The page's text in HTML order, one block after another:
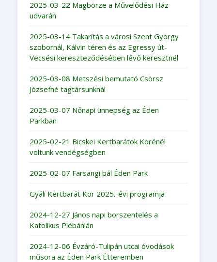
2025-03-22 Magbörze a Művelődési Ház
udvarán
2025-03-14 Takarítás a városi Szent György
szobornál, Kálvin téren és az Egressy út-
Vecsési kereszteződésében lévő keresztnél
2025-03-08 Metszési bemutató Csörsz
Józsefné tagtársunknál
2025-03-07 Nőnapi ünnepség az Éden
Parkban
2025-02-21 Bicskei Kertbarátok Körénél
voltunk vendégségben
2025-02-07 Farsangi bál Éden Park
Gyáli Kertbarát Kör 2025.-évi programja
2024-12-27 János napi borszentelés a
Katolikus Plébánián
2024-12-06 Évzáró-Tulipán utcai óvodások
műsora az Éden Park Étteremben